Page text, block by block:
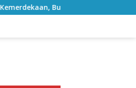
Selatan Ajak ASN Perkuat